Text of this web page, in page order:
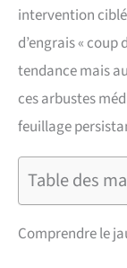
intervention
d’engrais «
tendance mais
ces arbustes
feuillage
Table des
Comprendre le